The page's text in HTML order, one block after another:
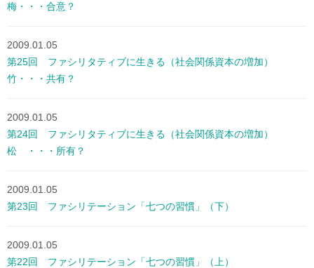
梅・・・合意？
2009.01.05
第25回 ファシリタティブに生きる（社会関係資本の増加）
竹・・・共有？
2009.01.05
第24回 ファシリタティブに生きる（社会関係資本の増加）
松 ・・・所有？
2009.01.05
第23回 ファシリテーション「七つの習慣」（下）
2009.01.05
第22回 ファシリテーション「七つの習慣」（上）